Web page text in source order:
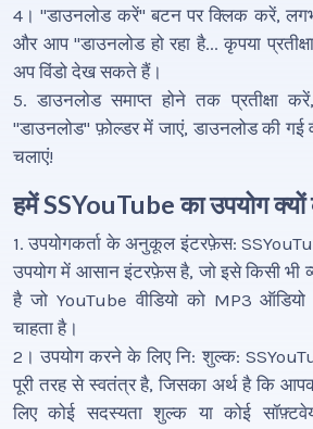
4। "डाउनलोड करें" बटन पर क्लिक करें,
और आप "डाउनलोड हो रहा है... कृपया
अप विंडो देख सकते हैं।
5. डाउनलोड समाप्त होने तक प्रतीक्षा
"डाउनलोड" फ़ोल्डर में जाएं, डाउनलोड की गई
चलाएं!
हमें SSYouTube का उपयोग क्यों
1. उपयोगकर्ता के अनुकूल इंटरफ़ेस:
उपयोग में आसान इंटरफ़ेस है, जो इसे किसी भी
है जो YouTube वीडियो को MP3
चाहता है।
2। उपयोग करने के लिए नि: शुल्क:
पूरी तरह से स्वतंत्र है, जिसका अर्थ है कि
लिए कोई सदस्यता शुल्क या कोई